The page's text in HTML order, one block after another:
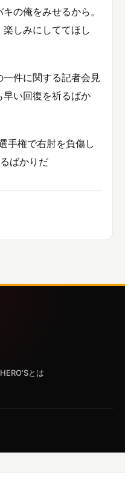
の俺をみせるから。
しみにしててほし
件に関する記者会見
い回復を祈るばか
手権で右肘を負傷し
ばかりだ
HERO'Sとは